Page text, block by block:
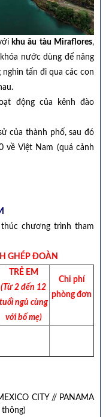
khu âu tàu Miraflores,
nước dùng để nâng
nghìn tấn đi qua các con
động của kênh đào
của thành phố, sau đó
về Việt Nam (quá cảnh
chương trình tham
GHÉP ĐOÀN
TRẺ EM
(Từ 2 đến 12
tuổi ngủ cùng
với bố mẹ)
Chi phí
phòng đơn
CITY // PANAMA